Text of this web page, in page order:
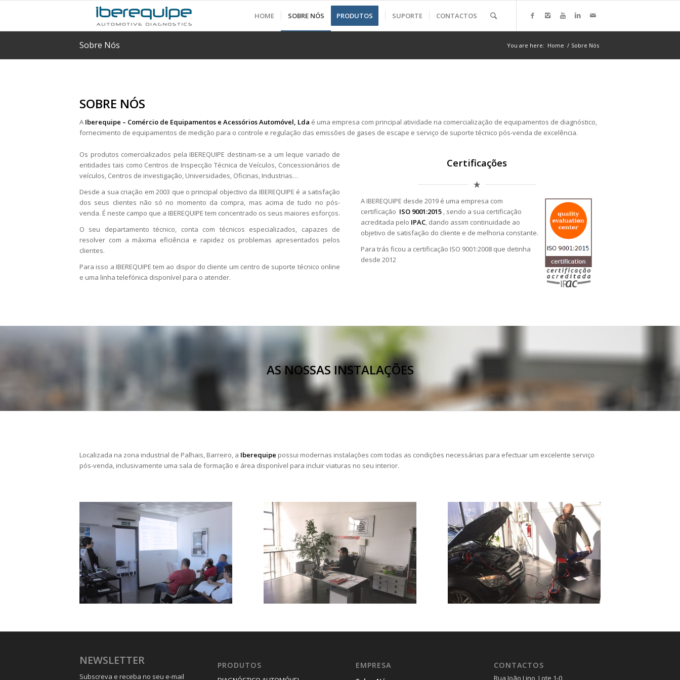
HOME SOBRE NÓS PRODUTOS SUPORTE CONTACTOS
Sobre Nós You are here: Home / Sobre Nós
SOBRE NÓS
A Iberequipe – Comércio de Equipamentos e Acessórios Automóvel, Lda é uma empresa com principal atividade na comercialização de equipamentos de diagnóstico,
fornecimento de equipamentos de medição para o controle e regulação das emissões de gases de escape e serviço de suporte técnico pós-venda de excelência.
Os produtos comercializados pela IBEREQUIPE destinam-se a um leque variado de
entidades tais como Centros de Inspecção Técnica de Veículos, Concessionários de
veículos, Centros de investigação, Universidades, Oficinas, Industrias…
Desde a sua criação em 2003 que o principal objectivo da IBEREQUIPE é a satisfação
dos seus clientes não só no momento da compra, mas acima de tudo no pós-
venda. É neste campo que a IBEREQUIPE tem concentrado os seus maiores esforços.
O seu departamento técnico, conta com técnicos especializados, capazes de
resolver com a máxima eficiência e rapidez os problemas apresentados pelos
clientes.
Para isso a IBEREQUIPE tem ao dispor do cliente um centro de suporte técnico online
e uma linha telefónica disponível para o atender.
Certificações
A IBEREQUIPE desde 2019 é uma empresa com
certificação ISO 9001:2015 , sendo a sua certificação
acreditada pelo IPAC, dando assim continuidade ao
objetivo de satisfação do cliente e de melhoria constante.
Para trás ficou a certificação ISO 9001:2008 que detinha
desde 2012
AS NOSSAS INSTALAÇÕES
Localizada na zona industrial de Palhais, Barreiro, a Iberequipe possui modernas instalações com todas as condições necessárias para efectuar um excelente serviço
pós-venda, inclusivamente uma sala de formação e área disponível para incluir viaturas no seu interior.
NEWSLETTER
Subscreva e receba no seu e-mail
PRODUTOS EMPRESA CONTACTOS
Rua João Lino, Lote 1-0